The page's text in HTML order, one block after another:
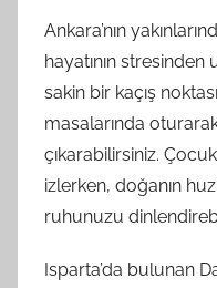
Ankara’nın
hayatının
sakin bir kaçış
masalarında oturarak
çıkarabilirsiniz.
izlerken, doğanın
ruhunuzu
Isparta’da bulunan